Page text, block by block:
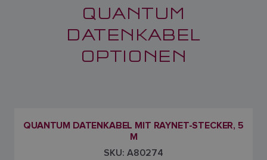
QUANTUM
DATENKABEL
OPTIONEN
QUANTUM DATENKABEL MIT RAYNET-STECKER, 5
M
SKU: A80274